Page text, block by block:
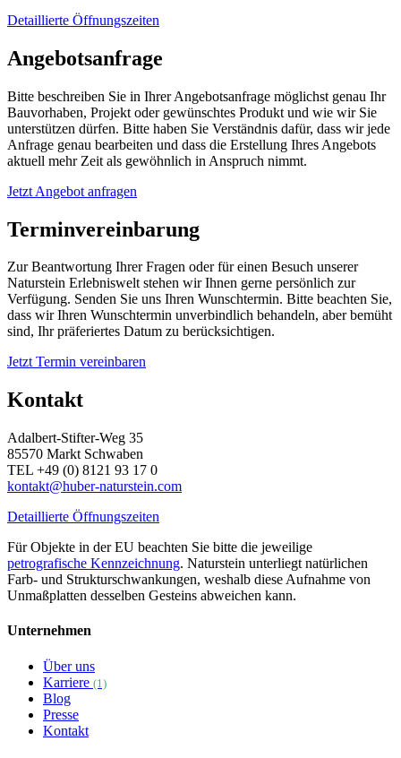
Detaillierte Öffnungszeiten
Angebotsanfrage
Bitte beschreiben Sie in Ihrer Angebotsanfrage möglichst genau Ihr
Bauvorhaben, Projekt oder gewünschtes Produkt und wie wir Sie
unterstützen dürfen. Bitte haben Sie Verständnis dafür, dass wir jede
Anfrage genau bearbeiten und dass die Erstellung Ihres Angebots
aktuell mehr Zeit als gewöhnlich in Anspruch nimmt.
Jetzt Angebot anfragen
Terminvereinbarung
Zur Beantwortung Ihrer Fragen oder für einen Besuch unserer
Naturstein Erlebniswelt stehen wir Ihnen gerne persönlich zur
Verfügung. Senden Sie uns Ihren Wunschtermin. Bitte beachten Sie,
dass wir Ihren Wunschtermin unverbindlich behandeln, aber bemüht
sind, Ihr präferiertes Datum zu berücksichtigen.
Jetzt Termin vereinbaren
Kontakt
Adalbert-Stifter-Weg 35
85570 Markt Schwaben
TEL +49 (0) 8121 93 17 0
kontakt@huber-naturstein.com
Detaillierte Öffnungszeiten
Für Objekte in der EU beachten Sie bitte die jeweilige
petrografische Kennzeichnung. Naturstein unterliegt natürlichen
Farb- und Strukturschwankungen, weshalb diese Aufnahme von
Unmaßplatten desselben Gesteins abweichen kann.
Unternehmen
Über uns
Karriere (1)
Blog
Presse
Kontakt